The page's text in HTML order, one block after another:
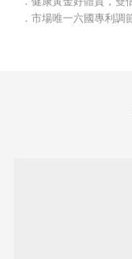
．市場唯一六國專利調